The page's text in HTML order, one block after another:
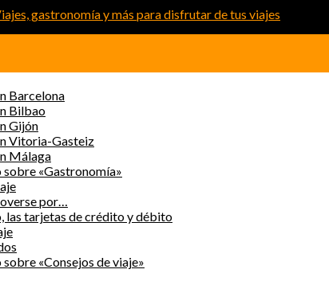
Barcelona
Bilbao
Gijón
Vitoria-Gasteiz
Málaga
«Gastronomía»
por…
las tarjetas de crédito y débito
«Consejos de viaje»